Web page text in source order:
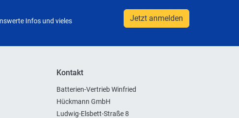
Infos und vieles
Jetzt anmelden
Kontakt
Batterien-Vertrieb Winfried
Hückmann GmbH
Ludwig-Elsbett-Straße 8